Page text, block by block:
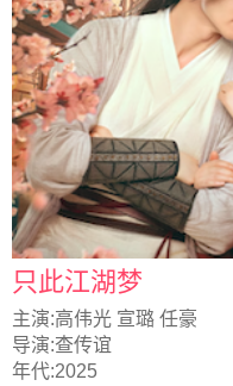
只此江湖梦
主演:高伟光 宣璐 任豪
导演:查传谊
年代:2025